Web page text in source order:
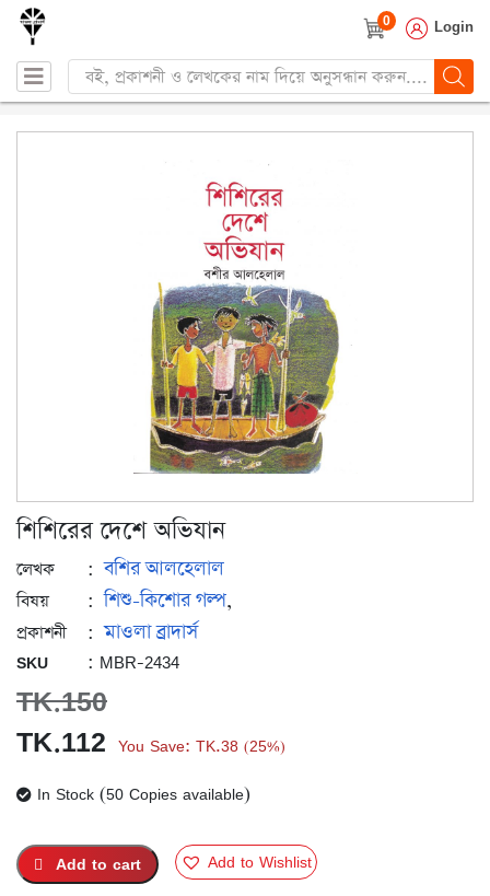
0 Login
Products
search
শিশিরের দেশে অভিযান
লেখক : বশির আলহেলাল
বিষয় : শিশু-কিশোর গল্প,
প্রকাশনী : মাওলা ব্রাদার্স
SKU : MBR-2434
TK.150
Original
price
TK.150.
TK.112 Current
price
TK.112.
You Save: TK.38 (25%)
In Stock (50 Copies available)
Add to cart Add to Wishlist